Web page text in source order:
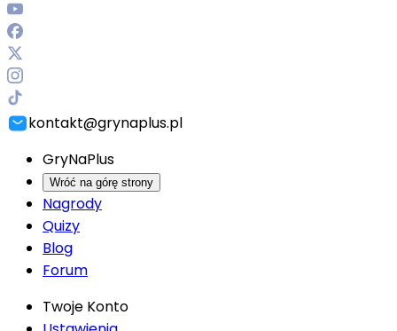
kontakt@grynaplus.pl
GryNaPlus
Wróć na górę strony
Nagrody
Quizy
Blog
Forum
Twoje Konto